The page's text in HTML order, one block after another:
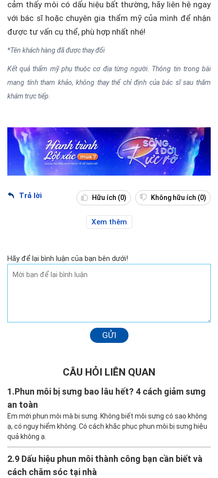
cảm thấy môi có dấu hiệu bất thường, hãy liên hệ ngay
với bác sĩ hoặc chuyên gia thẩm mỹ của mình để nhận
được tư vấn cụ thể, phù hợp nhất nhé!
*Tên khách hàng đã được thay đổi
Kết quả thẩm mỹ phụ thuộc cơ địa từng người. Thông tin trong bài
mang tính tham khảo, không thay thế chỉ định của bác sĩ sau thăm
khám trực tiếp.
Trả lời Hữu ích (0) Không hữu ích (0)
Xem thêm
Hãy để lại bình luận của bạn bên dưới!
GỬI
CÂU HỎI LIÊN QUAN
1.Phun môi bị sưng bao lâu hết? 4 cách giảm sưng
an toàn
Em mới phun môi mà bị sưng. Không biết môi sưng có sao không
ạ, có nguy hiểm không. Có cách khắc phục phun môi bị sưng hiệu
quả không ạ.
2.9 Dấu hiệu phun môi thành công bạn cần biết và
cách chăm sóc tại nhà